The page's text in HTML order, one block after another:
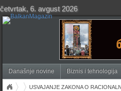
četvrtak, 6. avgust 2026
Današnje novine Biznis i tehnologija
USVAJANJE ZAKONA O